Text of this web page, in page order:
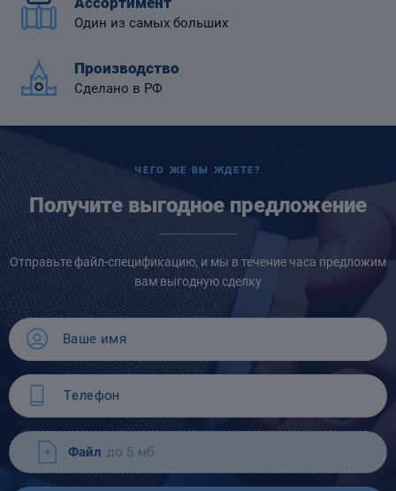
Один из самых больших
Производство
Сделано в РФ
ЧЕГО ЖЕ ВЫ ЖДЕТЕ?
Получите выгодное предложение
Отправьте файл-спецификацию, и мы в течение часа предложим
вам выгодную сделку
Файл до 5 мб